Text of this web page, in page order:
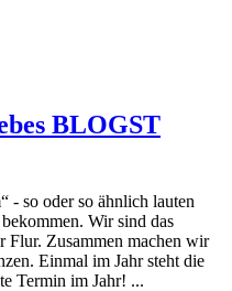
BLOGST
- so oder so ähnlich lauten
Wir sind das
Zusammen machen wir
Einmal im Jahr steht die
Termin im Jahr! ...